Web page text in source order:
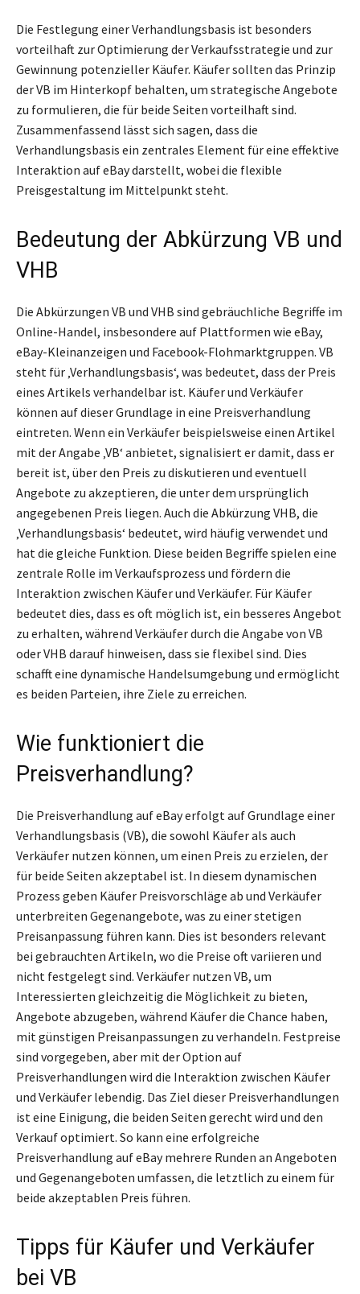
Die Festlegung einer Verhandlungsbasis ist besonders
vorteilhaft zur Optimierung der Verkaufsstrategie und zur
Gewinnung potenzieller Käufer. Käufer sollten das Prinzip
der VB im Hinterkopf behalten, um strategische Angebote
zu formulieren, die für beide Seiten vorteilhaft sind.
Zusammenfassend lässt sich sagen, dass die
Verhandlungsbasis ein zentrales Element für eine effektive
Interaktion auf eBay darstellt, wobei die flexible
Preisgestaltung im Mittelpunkt steht.
Bedeutung der Abkürzung VB und
VHB
Die Abkürzungen VB und VHB sind gebräuchliche Begriffe im
Online-Handel, insbesondere auf Plattformen wie eBay,
eBay-Kleinanzeigen und Facebook-Flohmarktgruppen. VB
steht für ‚Verhandlungsbasis‘, was bedeutet, dass der Preis
eines Artikels verhandelbar ist. Käufer und Verkäufer
können auf dieser Grundlage in eine Preisverhandlung
eintreten. Wenn ein Verkäufer beispielsweise einen Artikel
mit der Angabe ‚VB‘ anbietet, signalisiert er damit, dass er
bereit ist, über den Preis zu diskutieren und eventuell
Angebote zu akzeptieren, die unter dem ursprünglich
angegebenen Preis liegen. Auch die Abkürzung VHB, die
‚Verhandlungsbasis‘ bedeutet, wird häufig verwendet und
hat die gleiche Funktion. Diese beiden Begriffe spielen eine
zentrale Rolle im Verkaufsprozess und fördern die
Interaktion zwischen Käufer und Verkäufer. Für Käufer
bedeutet dies, dass es oft möglich ist, ein besseres Angebot
zu erhalten, während Verkäufer durch die Angabe von VB
oder VHB darauf hinweisen, dass sie flexibel sind. Dies
schafft eine dynamische Handelsumgebung und ermöglicht
es beiden Parteien, ihre Ziele zu erreichen.
Wie funktioniert die
Preisverhandlung?
Die Preisverhandlung auf eBay erfolgt auf Grundlage einer
Verhandlungsbasis (VB), die sowohl Käufer als auch
Verkäufer nutzen können, um einen Preis zu erzielen, der
für beide Seiten akzeptabel ist. In diesem dynamischen
Prozess geben Käufer Preisvorschläge ab und Verkäufer
unterbreiten Gegenangebote, was zu einer stetigen
Preisanpassung führen kann. Dies ist besonders relevant
bei gebrauchten Artikeln, wo die Preise oft variieren und
nicht festgelegt sind. Verkäufer nutzen VB, um
Interessierten gleichzeitig die Möglichkeit zu bieten,
Angebote abzugeben, während Käufer die Chance haben,
mit günstigen Preisanpassungen zu verhandeln. Festpreise
sind vorgegeben, aber mit der Option auf
Preisverhandlungen wird die Interaktion zwischen Käufer
und Verkäufer lebendig. Das Ziel dieser Preisverhandlungen
ist eine Einigung, die beiden Seiten gerecht wird und den
Verkauf optimiert. So kann eine erfolgreiche
Preisverhandlung auf eBay mehrere Runden an Angeboten
und Gegenangeboten umfassen, die letztlich zu einem für
beide akzeptablen Preis führen.
Tipps für Käufer und Verkäufer
bei VB